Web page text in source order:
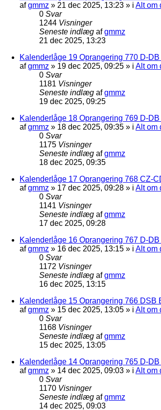
afgmmz » 21 dec 2025, 13:23 » i Alt om
0 Svar
1244 Visninger
Seneste indlæg afgmmz
21 dec 2025, 13:23
Kalenderlåge 19 Oprangering 770 D-
afgmmz » 19 dec 2025, 09:25 » i Alt om
0 Svar
1181 Visninger
Seneste indlæg afgmmz
19 dec 2025, 09:25
Kalenderlåge 18 Oprangering 769 D-
afgmmz » 18 dec 2025, 09:35 » i Alt om
0 Svar
1175 Visninger
Seneste indlæg afgmmz
18 dec 2025, 09:35
Kalenderlåge 17 Oprangering 768 CZ-
afgmmz » 17 dec 2025, 09:28 » i Alt om
0 Svar
1141 Visninger
Seneste indlæg afgmmz
17 dec 2025, 09:28
Kalenderlåge 16 Oprangering 767 D-
afgmmz » 16 dec 2025, 13:15 » i Alt om
0 Svar
1172 Visninger
Seneste indlæg afgmmz
16 dec 2025, 13:15
Kalenderlåge 15 Oprangering 766 DSB
afgmmz » 15 dec 2025, 13:05 » i Alt om
0 Svar
1168 Visninger
Seneste indlæg afgmmz
15 dec 2025, 13:05
Kalenderlåge 14 Oprangering 765 D-
afgmmz » 14 dec 2025, 09:03 » i Alt om
0 Svar
1170 Visninger
Seneste indlæg afgmmz
14 dec 2025, 09:03